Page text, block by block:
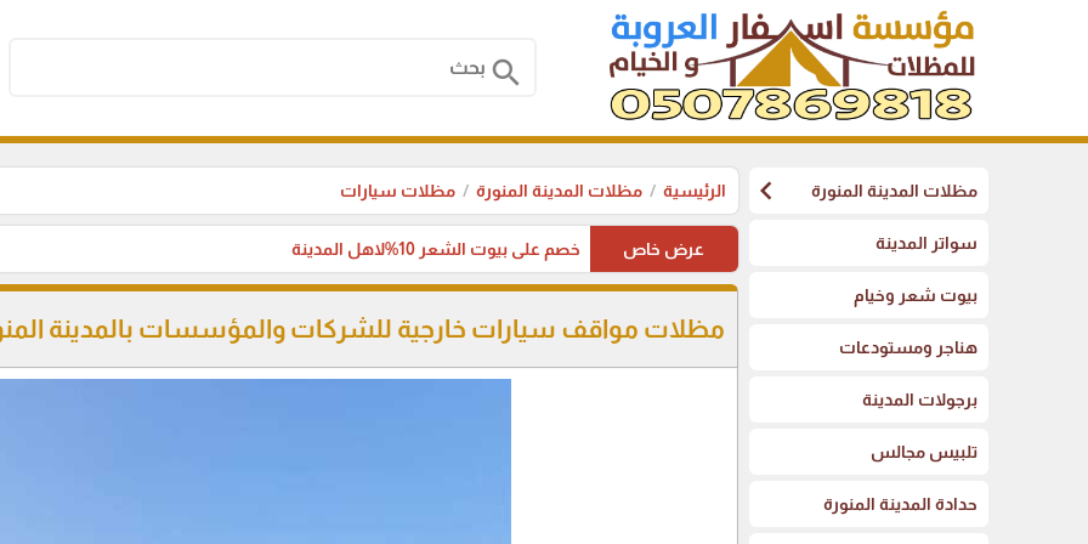
search
مظلات المدينة المنورة chevron_left
سواتر المدينة
بيوت شعر وخيام
هناجر ومستودعات
برجولات المدينة
تلبيس مجالس
حدادة المدينة المنورة
الرئيسية مظلات المدينة المنورة مظلات سيارات
عرض خاص خصم على بيوت الشعر 10%لاهل المدينة
مظلات مواقف سيارات خارجية للشركات والمؤسسات بالمدينة